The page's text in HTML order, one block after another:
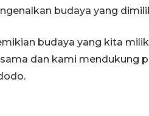
budaya yang
budaya yang kita
dan kami mendukung